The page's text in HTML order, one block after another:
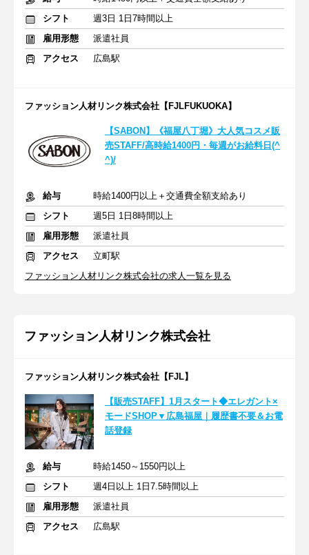
シフト
週3日 1日7時間以上
雇用形態
派遣社員
アクセス
広島駅
ファッション人材リンク株式会社【FJLFUKUOKA】
【SABON】《福屋八丁堀》大人気コスメ販
売STAFF/高時給1400円・毎週がお給料日(^
^)/
給与
時給1400円以上＋交通費全額支給あり
シフト
週5日 1日8時間以上
雇用形態
派遣社員
アクセス
立町駅
ファッション人材リンク株式会社の求人一覧を見る
ファッション人材リンク株式会社
ファッション人材リンク株式会社【FJL】
【販売STAFF】1月スタート◆エレガント×
モードSHOP▼広島福屋｜履歴書不要＆お電
話登録
給与
時給1450～1550円以上
シフト
週4日以上 1日7.5時間以上
雇用形態
派遣社員
アクセス
広島駅